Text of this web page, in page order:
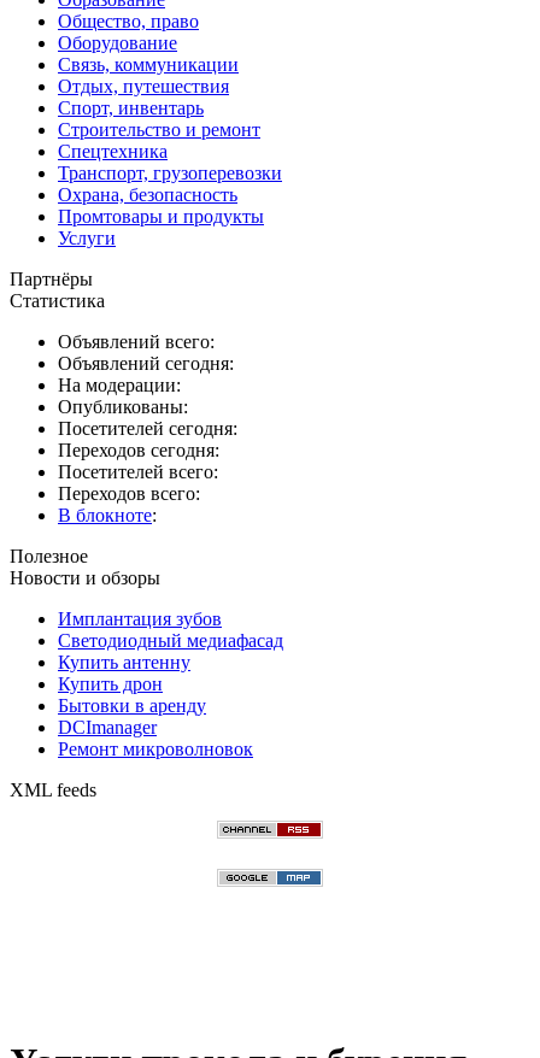
Общество, право
Оборудование
Связь, коммуникации
Отдых, путешествия
Спорт, инвентарь
Строительство и ремонт
Спецтехника
Транспорт, грузоперевозки
Охрана, безопасность
Промтовары и продукты
Услуги
Партнёры
Статистика
Объявлений всего:
Объявлений сегодня:
На модерации:
Опубликованы:
Посетителей сегодня:
Переходов сегодня:
Посетителей всего:
Переходов всего:
В блокноте:
Полезное
Новости и обзоры
Имплантация зубов
Светодиодный медиафасад
Купить антенну
Купить дрон
Бытовки в аренду
DCImanager
Ремонт микроволновок
XML feeds